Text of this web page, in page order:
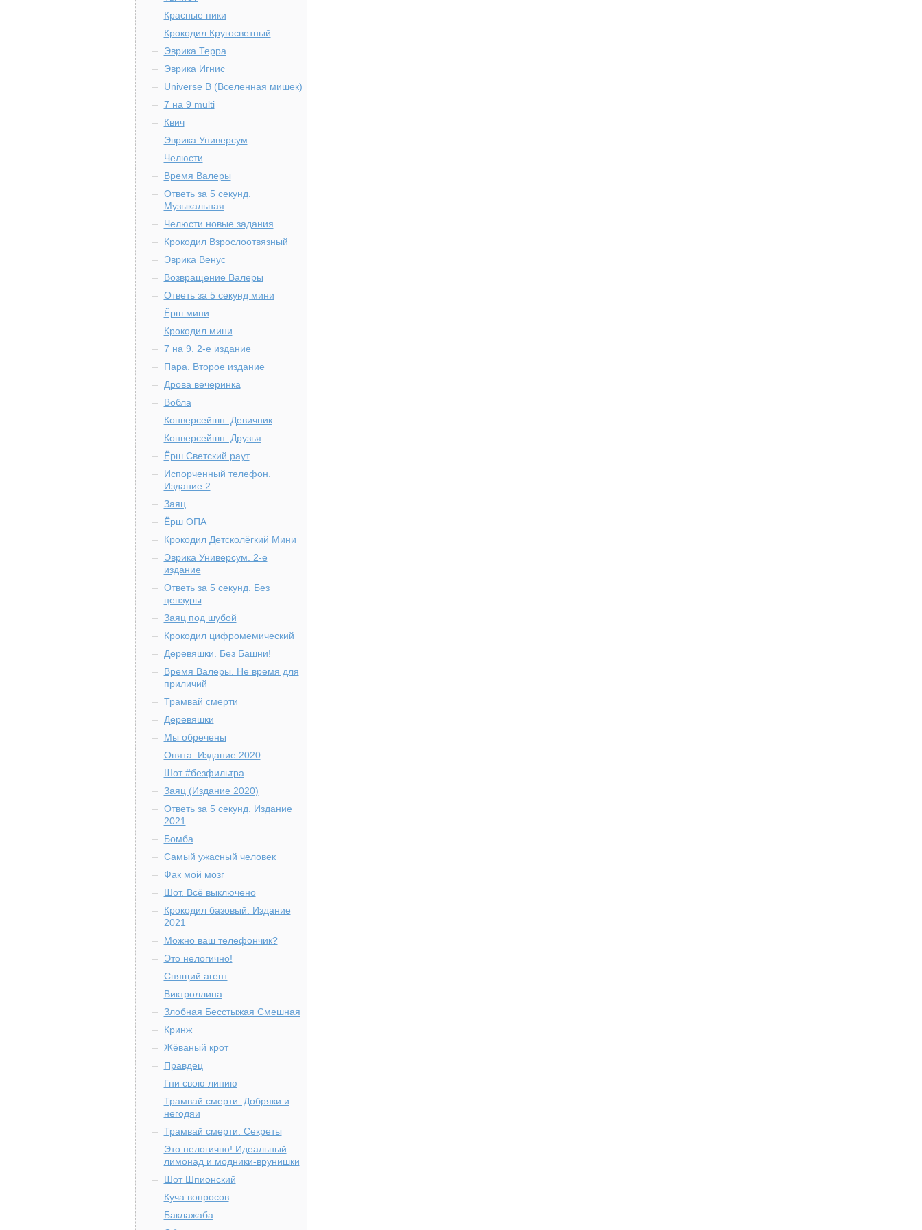
Красные пики
Крокодил Кругосветный
Эврика Терра
Эврика Игнис
Universe B (Вселенная мишек)
7 на 9 multi
Квич
Эврика Универсум
Челюсти
Время Валеры
Ответь за 5 секунд.
Музыкальная
Челюсти новые задания
Крокодил Взрослоотвязный
Эврика Венус
Возвращение Валеры
Ответь за 5 секунд мини
Ёрш мини
Крокодил мини
7 на 9. 2-е издание
Пара. Второе издание
Дрова вечеринка
Вобла
Конверсейшн. Девичник
Конверсейшн. Друзья
Ёрш Светский раут
Испорченный телефон.
Издание 2
Заяц
Ёрш ОПА
Крокодил Детсколёгкий Мини
Эврика Универсум. 2-е
издание
Ответь за 5 секунд. Без
цензуры
Заяц под шубой
Крокодил цифромемический
Деревяшки. Без Башни!
Время Валеры. Не время для
приличий
Трамвай смерти
Деревяшки
Мы обречены
Опята. Издание 2020
Шот #безфильтра
Заяц (Издание 2020)
Ответь за 5 секунд. Издание
2021
Бомба
Самый ужасный человек
Фак мой мозг
Шот. Всё выключено
Крокодил базовый. Издание
2021
Можно ваш телефончик?
Это нелогично!
Спящий агент
Виктроллина
Злобная Бесстыжая Смешная
Кринж
Жёваный крот
Правдец
Гни свою линию
Трамвай смерти: Добряки и
негодяи
Трамвай смерти: Секреты
Это нелогично! Идеальный
лимонад и модники-врунишки
Шот Шпионский
Куча вопросов
Баклажаба